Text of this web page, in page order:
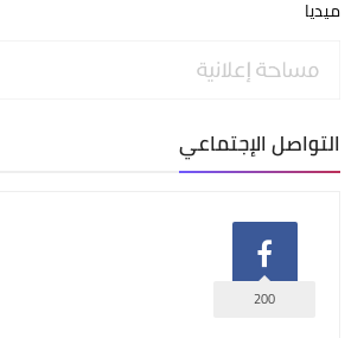
ميديا
التواصل الإجتماعي
200